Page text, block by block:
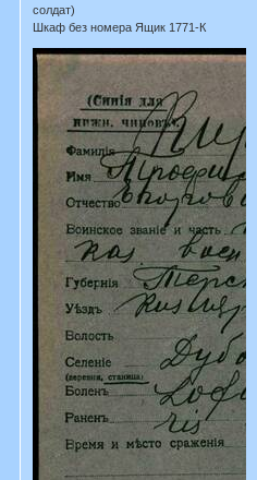
солдат)
Шкаф без номера Ящик 1771-К